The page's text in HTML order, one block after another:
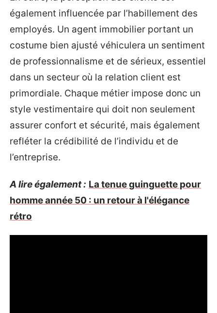
également influencée par l’habillement des
employés. Un agent immobilier portant un
costume bien ajusté véhiculera un sentiment
de professionnalisme et de sérieux, essentiel
dans un secteur où la relation client est
primordiale. Chaque métier impose donc un
style vestimentaire qui doit non seulement
assurer confort et sécurité, mais également
refléter la crédibilité de l’individu et de
l’entreprise.
A lire également : La tenue guinguette pour
homme année 50 : un retour à l'élégance
rétro